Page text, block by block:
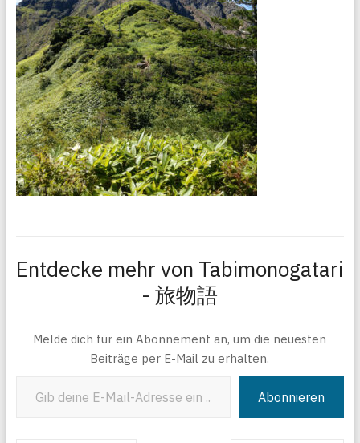
Entdecke mehr von Tabimonogatari
- 旅物語
Melde dich für ein Abonnement an, um die neuesten
Beiträge per E-Mail zu erhalten.
Abonnieren